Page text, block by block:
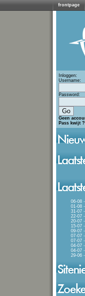
frontpage
Inloggen:
Username:
Password:
Geen
Pass kwijt ?
06-08
01-08
31-07
22-07
20-07
15-07
09-07
07-07
07-07
04-07
04-07
29-06